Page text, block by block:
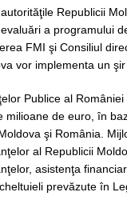
Republicii
a programului
FMI şi Consiliul
vor implementa un
Publice al
milioane de euro, în
şi România.
al Republicii
asistenţa
prevăzute în